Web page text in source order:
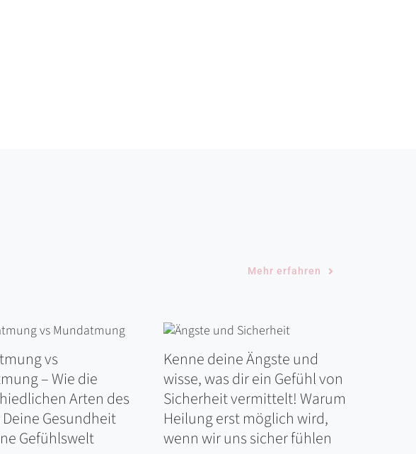
Mehr erfahren
vs
– Wie die
Arten des
Gesundheit
Gefühlswelt
Kenne deine Ängste und
wisse, was dir ein Gefühl von
Sicherheit vermittelt! Warum
Heilung erst möglich wird,
wenn wir uns sicher fühlen